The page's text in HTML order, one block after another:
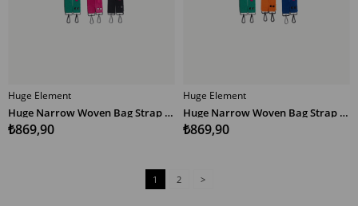
SEPETE EKLE
Huge Element
Huge Narrow Woven Bag Strap Multicolor YPS
₺869,90
SEPETE EKLE
Huge Element
Huge Narrow Woven Bag Strap Multicolor YTM
₺869,90
1 2 >